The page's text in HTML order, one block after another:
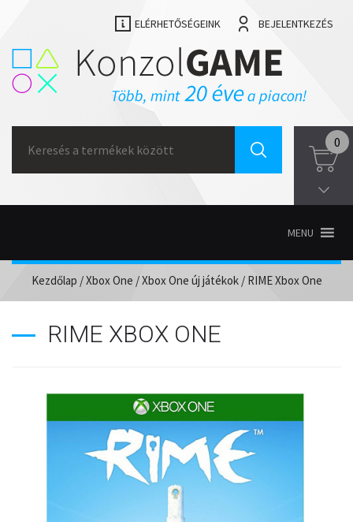
ELÉRHETŐSÉGEINK BEJELENTKEZÉS
for:
0
MENU
Kezdőlap /Xbox One /Xbox One új játékok/ RIME Xbox One
RIME XBOX ONE